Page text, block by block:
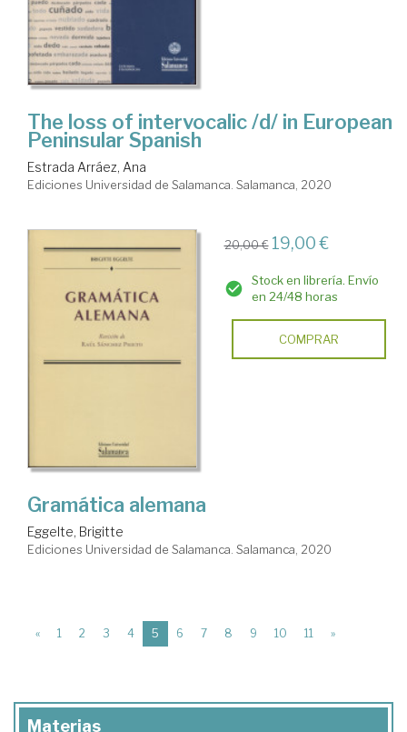
The loss of intervocalic /d/ in European
Peninsular Spanish
Estrada Arráez, Ana
Ediciones Universidad de Salamanca. Salamanca, 2020
20,00 € 19,00 €
Stock en librería. Envío
en 24/48 horas
COMPRAR
Gramática alemana
Eggelte, Brigitte
Ediciones Universidad de Salamanca. Salamanca, 2020
« 1 2 3 4 5 (current)
6 7 8 9 10 11 »
Materias